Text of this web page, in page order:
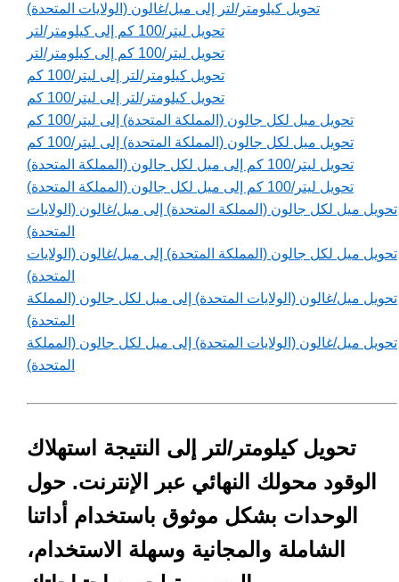
تحويل كيلومتر/لتر إلى ميل/غالون (الولايات المتحدة)
تحويل ليتر/100 كم إلى كيلومتر/لتر
تحويل ليتر/100 كم إلى كيلومتر/لتر
تحويل كيلومتر/لتر إلى ليتر/100 كم
تحويل كيلومتر/لتر إلى ليتر/100 كم
تحويل ميل لكل جالون (المملكة المتحدة) إلى ليتر/100 كم
تحويل ميل لكل جالون (المملكة المتحدة) إلى ليتر/100 كم
تحويل ليتر/100 كم إلى ميل لكل جالون (المملكة المتحدة)
تحويل ليتر/100 كم إلى ميل لكل جالون (المملكة المتحدة)
تحويل ميل لكل جالون (المملكة المتحدة) إلى ميل/غالون (الولايات
المتحدة)
تحويل ميل لكل جالون (المملكة المتحدة) إلى ميل/غالون (الولايات
المتحدة)
تحويل ميل/غالون (الولايات المتحدة) إلى ميل لكل جالون (المملكة
المتحدة)
تحويل ميل/غالون (الولايات المتحدة) إلى ميل لكل جالون (المملكة
المتحدة)
تحويل كيلومتر/لتر إلى النتيجة استهلاك
الوقود محولك النهائي عبر الإنترنت. حول
الوحدات بشكل موثوق باستخدام أداتنا
الشاملة والمجانية وسهلة الاستخدام،